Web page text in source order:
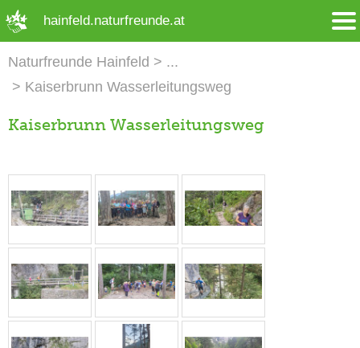
hainfeld.naturfreunde.at
Naturfreunde Hainfeld
Kaiserbrunn Wasserleitungsweg
Kaiserbrunn Wasserleitungsweg